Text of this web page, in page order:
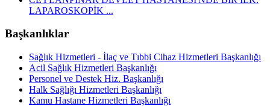
LAPAROSKOPİK ...
Başkanlıklar
Sağlık Hizmetleri - İlaç ve Tıbbi Cihaz Hizmetleri Başkanlığı
Acil Sağlık Hizmetleri Başkanlığı
Personel ve Destek Hiz. Başkanlığı
Halk Sağlığı Hizmetleri Başkanlığı
Kamu Hastane Hizmetleri Başkanlığı